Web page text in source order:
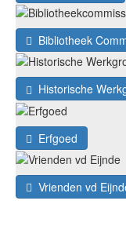
Bibliotheek
Historische
Erfgoed
Vrienden vd